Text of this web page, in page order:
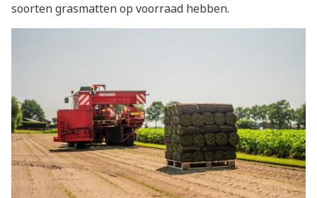
soorten grasmatten op voorraad hebben.